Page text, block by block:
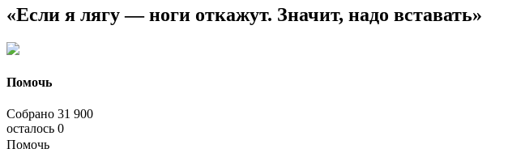
«Если я лягу — ноги откажут. Значит, надо вставать»
Помочь
Собрано 31 900
осталось 0
Помочь